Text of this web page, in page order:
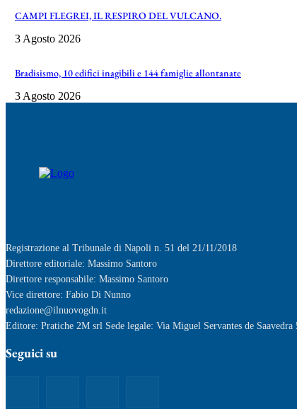
CAMPI FLEGREI, IL RESPIRO DEL VULCANO.
3 Agosto 2026
Bradisismo, 10 edifici inagibili e 144 famiglie allontanate
3 Agosto 2026
Registrazione al Tribunale di Napoli n. 51 del 21/11/2018
Direttore editoriale: Massimo Santoro
Direttore responsabile: Massimo Santoro
Vice direttore: Fabio Di Nunno
redazione@ilnuovogdn.it
Editore: Pratiche 2M srl Sede legale: Via Miguel Servantes de
Seguici su